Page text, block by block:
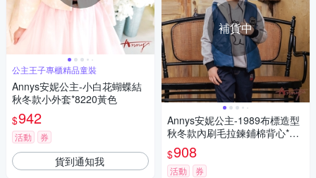
公主王子專櫃精品童裝
Annys安妮公主-小白花蝴蝶結
秋冬款小外套*8220黃色
$942
活動 券
貨到通知我
補貨中
Annys安妮公主-1989布標造型
秋冬款內刷毛拉鍊鋪棉背心*14
79藍色
$908
活動 券